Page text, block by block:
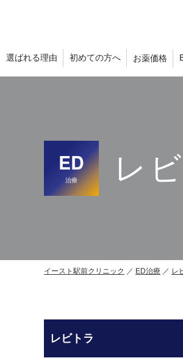
選ばれる理由 初めての方へ お薬価格
ED
治療 レ
イースト駅前クリニック ED治療 レ
レビトラ